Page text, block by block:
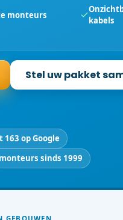
monteurs
kabels
Stel uw pakket
163 op Google
sinds 1999
GEBOUWEN